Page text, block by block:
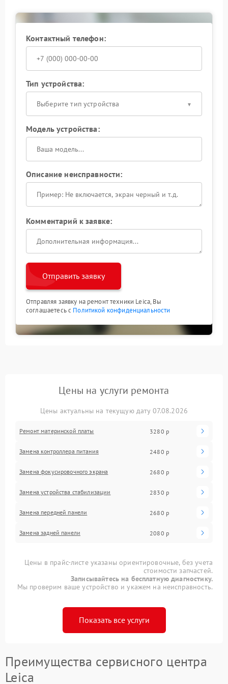
Контактный телефон:
Тип устройства:
Выберите тип устройства
Модель устройства:
Описание неисправности:
Комментарий к заявке:
Отправить заявку
Отправляя заявку на ремонт техники Leica, Вы
соглашаетесь с Политикой конфиденциальности
Цены на услуги ремонта
Цены актуальны на текущую дату 07.08.2026
Ремонт материнской платы 3280 р
Замена контроллера питания 2480 р
Замена фокусировочного экрана 2680 р
Замена устройства стабилизации 2830 р
Замена передней панели 2680 р
Замена задней панели 2080 р
Цены в прайс-листе указаны ориентировочные, без учета
стоимости запчастей.
Записывайтесь на бесплатную диагностику.
Мы проверим ваше устройство и укажем на неисправность.
Показать все услуги
Преимущества сервисного центра
Leica